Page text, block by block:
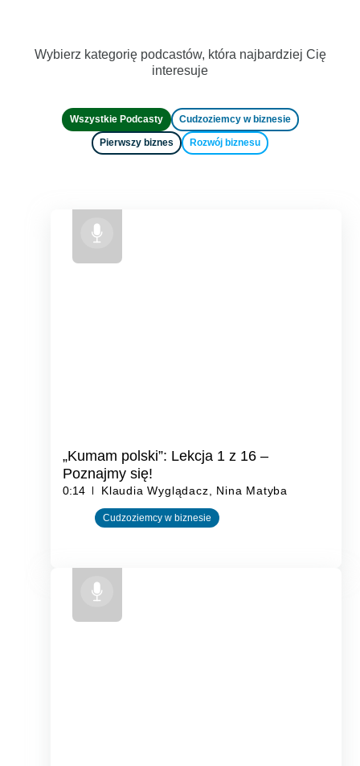
Wybierz kategorię podcastów, która najbardziej Cię
interesuje
Wszystkie Podcasty Cudzoziemcy w biznesie
Pierwszy biznes Rozwój biznesu
„Kumam polski”: Lekcja 1 z 16 –
Poznajmy się!
0:14 Klaudia Wyglądacz, Nina Matyba
Cudzoziemcy w biznesie